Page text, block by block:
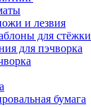
и лезвия
для стёжки
для пэчворка
бумага